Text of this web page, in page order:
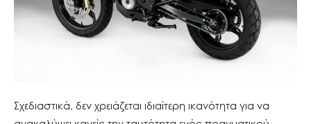
Σχεδιαστικά, δεν χρειάζεται ιδιαίτερη ικανότητα για να